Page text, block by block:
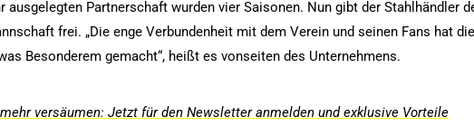
ausgelegten Partnerschaft wurden vier Saisonen. Nun gibt der Stahlhändler
frei. „Die enge Verbundenheit mit dem Verein und seinen Fans hat die
Besonderem gemacht“, heißt es vonseiten des Unternehmens.
versäumen: Jetzt für den Newsletter anmelden und exklusive Vorteile